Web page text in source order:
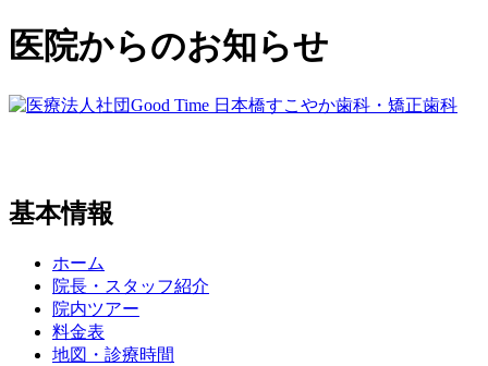
医院からのお知らせ
基本情報
ホーム
院長・スタッフ紹介
院内ツアー
料金表
地図・診療時間